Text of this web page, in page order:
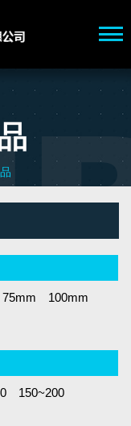
75mm
100mm
150~200